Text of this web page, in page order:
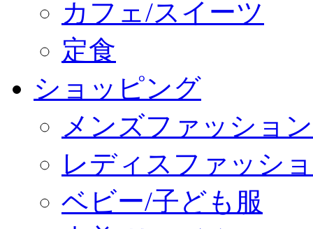
カフェ/スイーツ
定食
ショッピング
メンズファッション
レディスファッシ
ベビー/子ども服